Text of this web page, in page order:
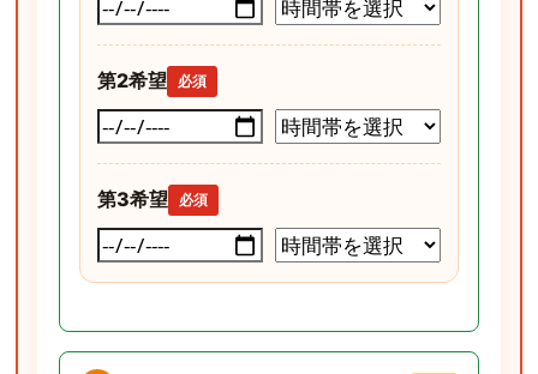
第2希望 必須
第3希望 必須